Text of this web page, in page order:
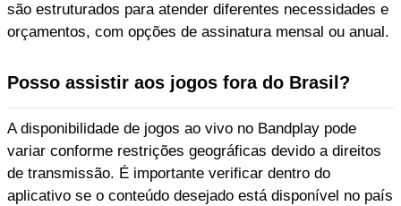
são estruturados para atender diferentes necessidades e
orçamentos, com opções de assinatura mensal ou anual.
Posso assistir aos jogos fora do Brasil?
A disponibilidade de jogos ao vivo no Bandplay pode
variar conforme restrições geográficas devido a direitos
de transmissão. É importante verificar dentro do
aplicativo se o conteúdo desejado está disponível no país